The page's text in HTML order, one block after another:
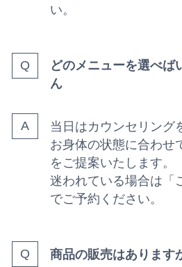
い。
どのメニューを選べば
ん
当日はカウンセリング
お身体の状態に合わせ
をご提案いたします。
迷われている場合は「
でご予約ください。
商品の販売はあります